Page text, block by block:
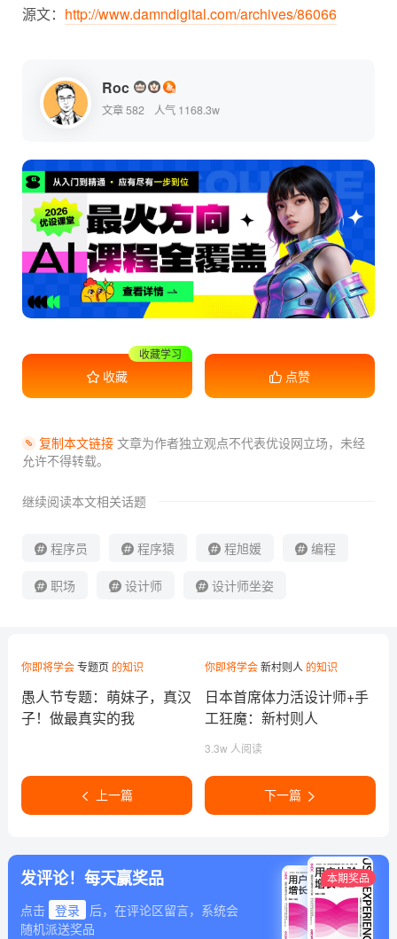
源文： http://www.damndigital.com/archives/86066
Roc
文章 582 人气 1168.3w
收藏
干货满满
点赞
复制本文链接文章为作者独立观点不代表优设网立场， 未经
允许不得转载。
继续阅读本文相关话题
程序员 程序猿 程旭媛 编程
职场 设计师 设计师坐姿
你即将学会专题页的知识
愚人节专题：萌妹子，真汉
子！做最真实的我
上一篇
你即将学会新村则人 的知识
日本首席体力活设计师+手
工狂魔：新村则人
3.3w 人阅读
下一篇
发评论！每天赢奖品
点击 登录
后，在评论区留言，系统会
随机派送奖品
本期奖品